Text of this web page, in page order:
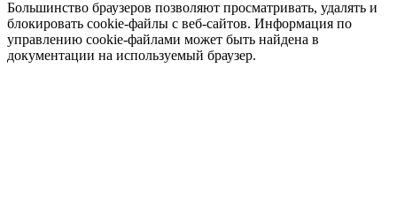
Большинство браузеров позволяют просматривать, удалять и
блокировать cookie-файлы c веб-сайтов. Информация по
управлению cookie-файлами может быть найдена в
документации на используемый браузер.